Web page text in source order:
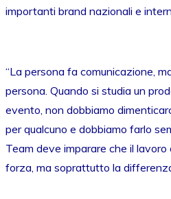
importanti brand nazionali e
“La persona fa comunicazione,
persona. Quando si studia un
evento, non dobbiamo
per qualcuno e dobbiamo farlo
Team deve imparare che il
forza, ma soprattutto la